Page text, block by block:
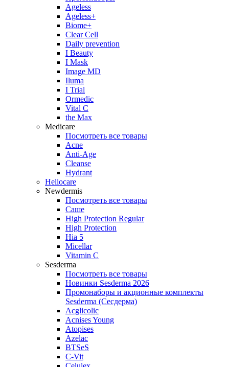
Ageless
Ageless+
Biome+
Clear Cell
Daily prevention
I Beauty
I Mask
Image MD
Iluma
I Trial
Ormedic
Vital C
the Max
Medicare
Посмотреть все товары
Acne
Anti‑Age
Cleanse
Hydrant
Heliocare
Newdermis
Посмотреть все товары
Саше
High Protection Regular
High Protection
Hia 5
Micellar
Vitamin C
Sesderma
Посмотреть все товары
Новинки Sesderma 2026
Промонаборы и акционные комплекты
Sesderma (Сесдерма)
Acglicolic
Acnises Young
Atopises
Azelac
BTSeS
C‑Vit